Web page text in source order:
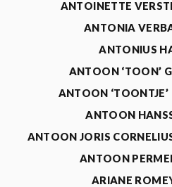
ANTOINETTE
ANTONIA
ANTONIUS
ANTOON ‘TOON’
ANTOON ‘TOONTJE’
ANTOON
ANTOON JORIS
ANTOON
ARIANE